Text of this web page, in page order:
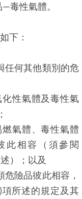
毒性氣體。
下：
任何其他類別的危
化性氣體及毒性氣
燃氣體、毒性氣體
此相容（須參閱
）；以及
危險品彼此相容，
所述的規定及其